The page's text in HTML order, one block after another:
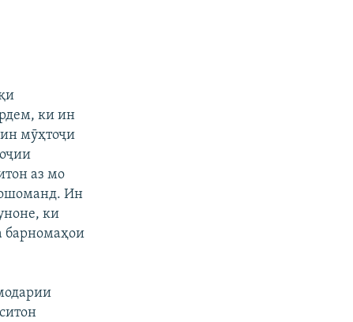
ки ин
мӯҳтоҷи
аз мо
Ин
ки
барномаҳои